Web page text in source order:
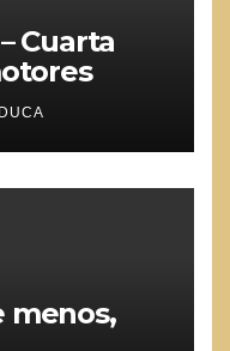
Cuarta
menos,